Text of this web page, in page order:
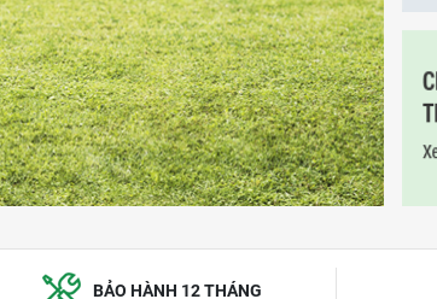
BẢO HÀNH 12 THÁNG